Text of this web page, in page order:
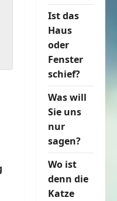
Ist das
Haus
oder
Fenster
schief?
Was will
Sie uns
nur
sagen?
Wo ist
denn die
Katze